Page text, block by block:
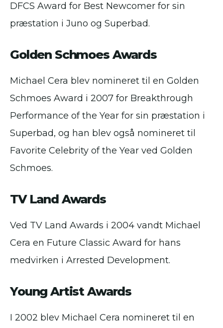
DFCS Award for Best Newcomer for sin
præstation i Juno og Superbad.
Golden Schmoes Awards
Michael Cera blev nomineret til en Golden
Schmoes Award i 2007 for Breakthrough
Performance of the Year for sin præstation i
Superbad, og han blev også nomineret til
Favorite Celebrity of the Year ved Golden
Schmoes.
TV Land Awards
Ved TV Land Awards i 2004 vandt Michael
Cera en Future Classic Award for hans
medvirken i Arrested Development.
Young Artist Awards
I 2002 blev Michael Cera nomineret til en